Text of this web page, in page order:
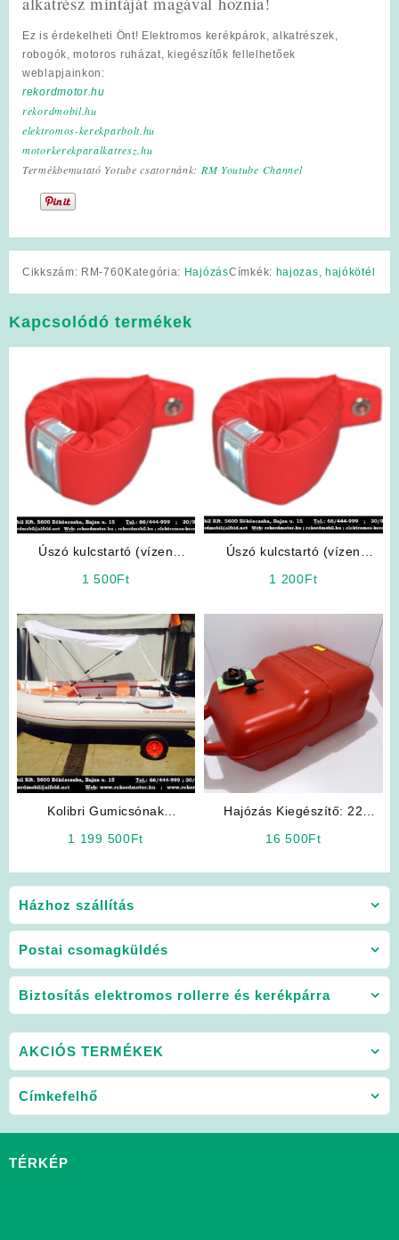
Házhoz szállítás
Postai csomagküldés
Biztosítás elektromos rollerre és kerékpárra
Ez is érdekelheti Önt! Elektromos kerékpárok, alkatrészek,
robogók, motoros ruházat, kiegészítők fellelhetőek
weblapjainkon:
rekordmotor.hu
rekordmobil.hu
elektromos-kerekparbolt.hu
motorkerekparalkatresz.hu
Termékbemutató Yotube csatornánk: RM Youtube Channel
Cikkszám: RM-760 Kategória: HajózásCímkék: hajozas, hajókötél
Kapcsolódó termékek
Úszó kulcstartó (vízen
1 500Ft
Úszó kulcstartó (vízen
1 200Ft
Kolibri Gumicsónak
1 199 500Ft
Hajózás Kiegészítő: 22
16 500Ft
AKCIÓS TERMÉKEK
Címkefelhő
TÉRKÉP